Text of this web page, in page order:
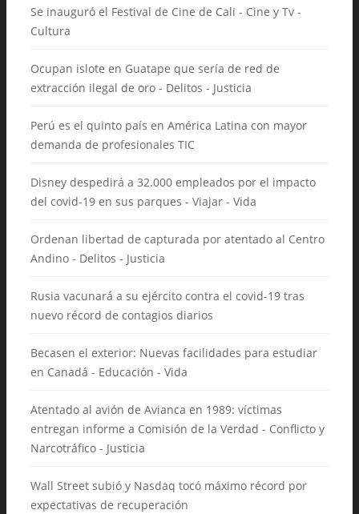
Se inauguró el Festival de Cine de Cali - Cine y Tv -
Cultura
Ocupan islote en Guatape que sería de red de
extracción ilegal de oro - Delitos - Justicia
Perú es el quinto país en América Latina con mayor
demanda de profesionales TIC
Disney despedirá a 32.000 empleados por el impacto
del covid-19 en sus parques - Viajar - Vida
Ordenan libertad de capturada por atentado al Centro
Andino - Delitos - Justicia
Rusia vacunará a su ejército contra el covid-19 tras
nuevo récord de contagios diarios
Becasen el exterior: Nuevas facilidades para estudiar
en Canadá - Educación - Vida
Atentado al avión de Avianca en 1989: víctimas
entregan informe a Comisión de la Verdad - Conflicto y
Narcotráfico - Justicia
Wall Street subió y Nasdaq tocó máximo récord por
expectativas de recuperación